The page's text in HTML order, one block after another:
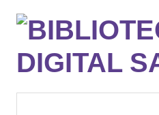
contenido
principal